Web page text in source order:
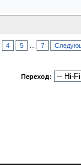
4 5 7
Переход: